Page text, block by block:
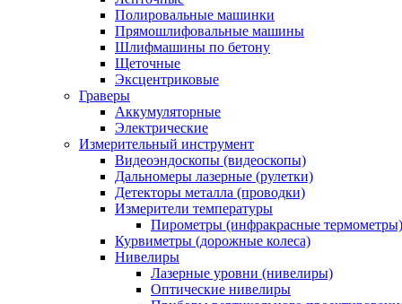
Полировальные машинки
Прямошлифовальные машины
Шлифмашины по бетону
Щеточные
Эксцентриковые
Граверы
Аккумуляторные
Электрические
Измерительный инструмент
Видеоэндоскопы (видеоскопы)
Дальномеры лазерные (рулетки)
Детекторы металла (проводки)
Измерители температуры
Пирометры (инфракрасные термометры)
Курвиметры (дорожные колеса)
Нивелиры
Лазерные уровни (нивелиры)
Оптические нивелиры